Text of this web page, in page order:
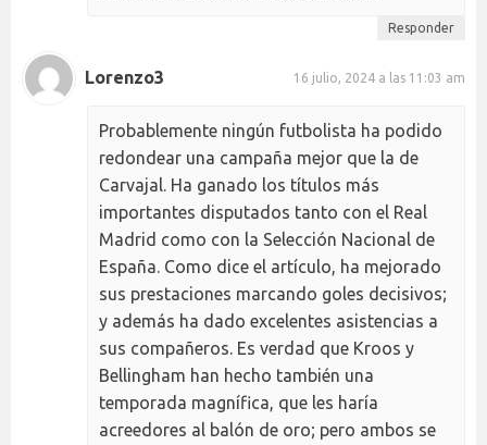
Responder
Lorenzo3 16 julio, 2024 a las 11:03 am
Probablemente ningún futbolista ha podido
redondear una campaña mejor que la de
Carvajal. Ha ganado los títulos más
importantes disputados tanto con el Real
Madrid como con la Selección Nacional de
España. Como dice el artículo, ha mejorado
sus prestaciones marcando goles decisivos;
y además ha dado excelentes asistencias a
sus compañeros. Es verdad que Kroos y
Bellingham han hecho también una
temporada magnífica, que les haría
acreedores al balón de oro; pero ambos se